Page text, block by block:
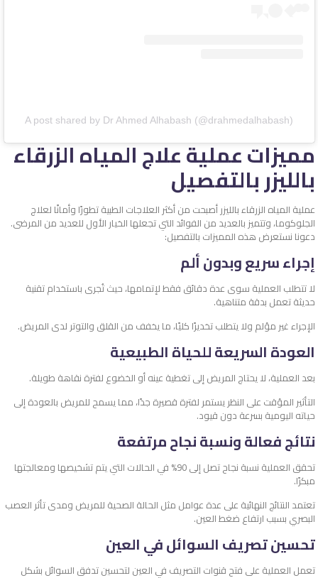
A post shared by Dr Ahmed Alhabash (@drahmedalhabash)
مميزات عملية علاج المياه الزرقاء
بالليزر بالتفصيل
عملية المياه الزرقاء بالليزر أصبحت من أكثر العلاجات الطبية تطورًا وأمانًا لعلاج
الجلوكوما، وتتميز بالعديد من الفوائد التي تجعلها الخيار الأول للعديد من المرضى.
دعونا نستعرض هذه المميزات بالتفصيل:
إجراء سريع وبدون ألم
لا تتطلب العملية سوى عدة دقائق فقط لإتمامها، حيث تُجرى باستخدام تقنية
حديثة تعمل بدقة متناهية.
الإجراء غير مؤلم ولا يتطلب تخديرًا كليًا، ما يخفف من القلق والتوتر لدى المريض.
العودة السريعة للحياة الطبيعية
بعد العملية، لا يحتاج المريض إلى تغطية عينه أو الخضوع لفترة نقاهة طويلة.
التأثير المؤقت على النظر يستمر لفترة قصيرة جدًا، مما يسمح للمريض بالعودة إلى
حياته اليومية بسرعة دون قيود.
نتائج فعالة ونسبة نجاح مرتفعة
تحقق العملية نسبة نجاح تصل إلى 90% في الحالات التي يتم تشخيصها ومعالجتها
مبكرًا.
تعتمد النتائج النهائية على عدة عوامل مثل الحالة الصحية للمريض ومدى تأثر العصب
البصري بسبب ارتفاع ضغط العين.
تحسين تصريف السوائل في العين
تعمل العملية على فتح قنوات التصريف في العين لتحسين تدفق السوائل بشكل